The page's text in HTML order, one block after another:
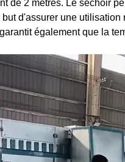
de 2 mètres. Le séchoir
d'assurer une
également que la